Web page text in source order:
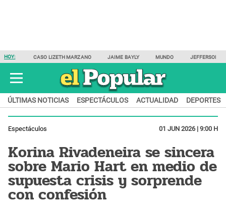
HOY: CASO LIZETH MARZANO JAIME BAYLY MUNDO JEFFERSON
ÚLTIMAS NOTICIAS ESPECTÁCULOS ACTUALIDAD DEPORTES
Espectáculos 01 JUN 2026 | 9:00 H
Korina Rivadeneira se sincera
sobre Mario Hart en medio de
supuesta crisis y sorprende
con confesión